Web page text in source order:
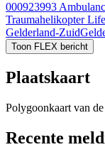
000923993
Traumahelikopter
Gelderland-Zuid
Toon FLEX bericht
Plaatskaart
Polygoonkaart van
Recente